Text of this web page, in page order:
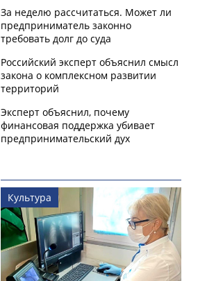
За неделю рассчитаться. Может ли
предприниматель законно
требовать долг до суда
Российский эксперт объяснил смысл
закона о комплексном развитии
территорий
Эксперт объяснил, почему
финансовая поддержка убивает
предпринимательский дух
Культура